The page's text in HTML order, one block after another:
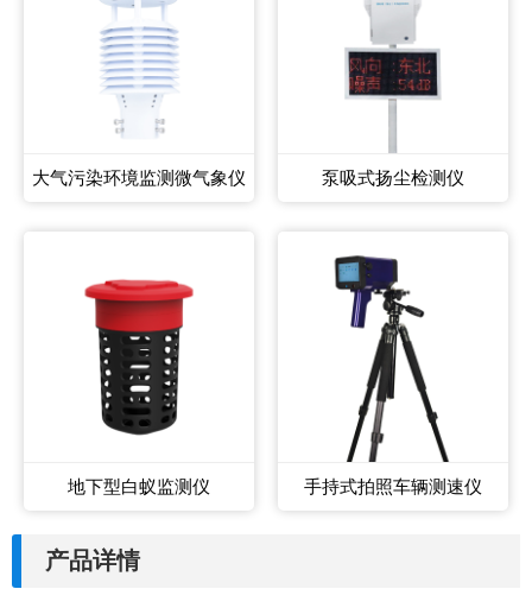
大气污染环境监测微气象仪 泵吸式扬尘检测仪
地下型白蚁监测仪 手持式拍照车辆测速仪
产品详情